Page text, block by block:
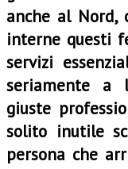
anche al Nord,
interne questi
servizi
seriamente a
giuste
solito inutile
persona che